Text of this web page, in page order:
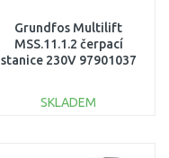
Grundfos Multilift
MSS.11.1.2 čerpací
stanice 230V 97901037
SKLADEM